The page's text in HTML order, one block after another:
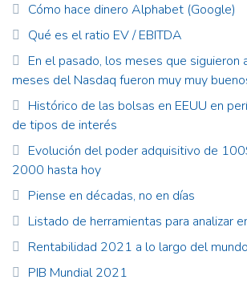
Cómo hace dinero Alphabet (Google)
Qué es el ratio EV / EBITDA
En el pasado, los meses que siguieron
meses del Nasdaq fueron muy muy
Histórico de las bolsas en EEUU en
de tipos de interés
Evolución del poder adquisitivo de
2000 hasta hoy
Piense en décadas, no en días
Listado de herramientas para analizar
Rentabilidad 2021 a lo largo del mundo
PIB Mundial 2021